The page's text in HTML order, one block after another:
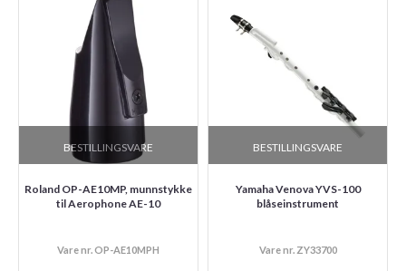
BESTILLINGSVARE
Roland OP-AE10MP, munnstykke
til Aerophone AE-10
Vare nr. OP-AE10MPH
BESTILLINGSVARE
Yamaha Venova YVS-100
blåseinstrument
Vare nr. ZY33700